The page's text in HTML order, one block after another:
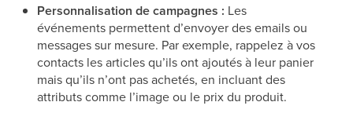
Personnalisation de campagnes : Les
événements permettent d’envoyer des emails ou
messages sur mesure. Par exemple, rappelez à vos
contacts les articles qu’ils ont ajoutés à leur panier
mais qu’ils n’ont pas achetés, en incluant des
attributs comme l’image ou le prix du produit.